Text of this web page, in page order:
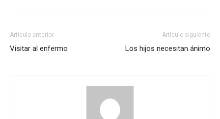
Artículo anterior
Visitar al enfermo
Artículo siguiente
Los hijos necesitan ánimo